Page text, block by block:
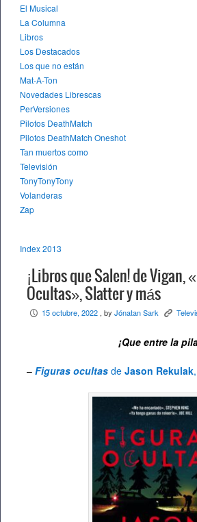
El Musical
La Columna
Libros
Los Destacados
Los que no están
Mat-A-Ton
Novedades Librescas
PerVersiones
Pilotos DeathMatch
Pilotos DeathMatch Oneshot
Tan muertos como
Televisión
TonyTonyTony
Volanderas
Zap
Index 2013
¡Libros que Salen! de Vigan,
Ocultas», Slatter y más
P 15 octubre, 2022 , by Jónatan Sark K
¡Que entre la
– Figuras ocultas de Jason Rekulak